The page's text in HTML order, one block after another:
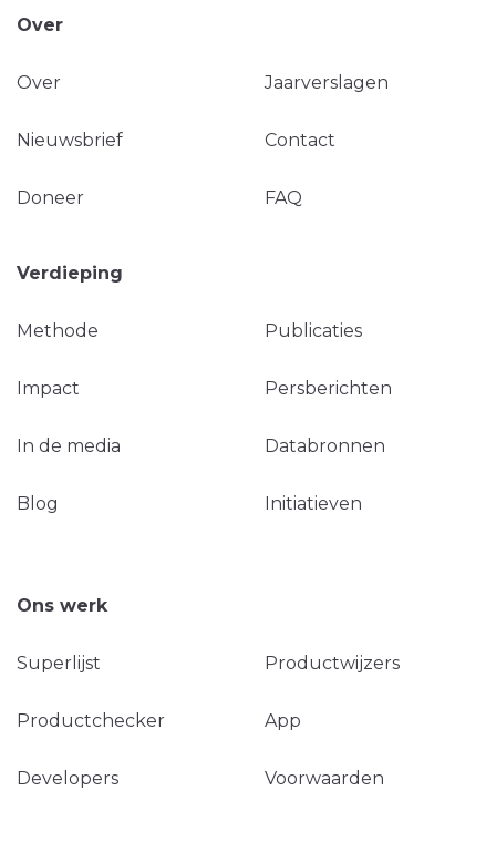
Over
Over Jaarverslagen
Nieuwsbrief Contact
Doneer FAQ
Verdieping
Methode Publicaties
Impact Persberichten
In de media Databronnen
Blog Initiatieven
Ons werk
Superlijst Productwijzers
Productchecker App
Developers Voorwaarden